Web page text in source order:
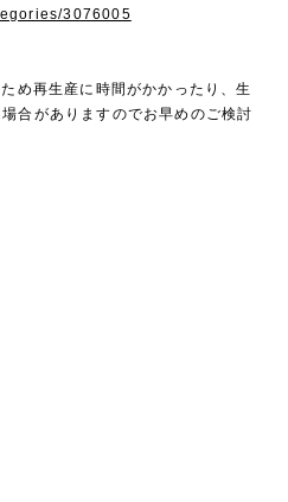
3076005
め再生産に時間がかかったり、生
合がありますのでお早めのご検討